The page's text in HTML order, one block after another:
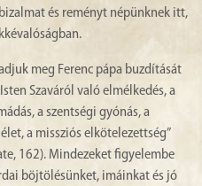
és reményt népünknek itt,
meg Ferenc pápa buzdítását
Szaváról való elmélkedés, a
a szentségi gyónás, a
a missziós elkötelezettség”
162). Mindezeket figyelembe
böjtölésünket, imáinkat és jó